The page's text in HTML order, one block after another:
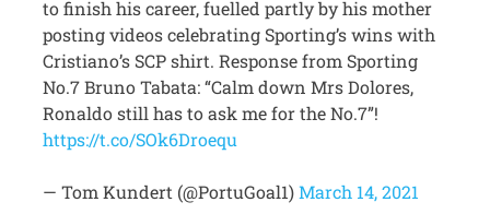
to finish his career, fuelled partly by his mother
posting videos celebrating Sporting’s wins with
Cristiano’s SCP shirt. Response from Sporting
No.7 Bruno Tabata: “Calm down Mrs Dolores,
Ronaldo still has to ask me for the No.7”!
https://t.co/SOk6Droequ
— Tom Kundert (@PortuGoal1)March 14, 2021